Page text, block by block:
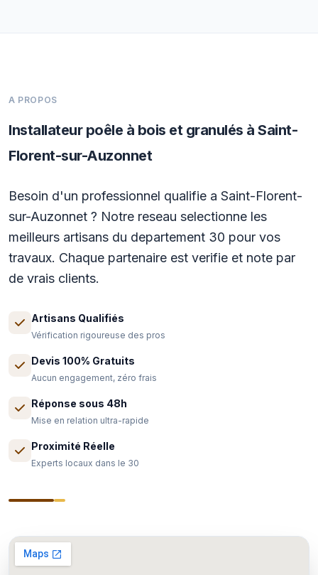
A PROPOS
Installateur poêle à bois et granulés à Saint-
Florent-sur-Auzonnet
Besoin d'un professionnel qualifie a Saint-Florent-
sur-Auzonnet ? Notre reseau selectionne les
meilleurs artisans du departement 30 pour vos
travaux. Chaque partenaire est verifie et note par
de vrais clients.
Artisans Qualifiés
Vérification rigoureuse des pros
Devis 100% Gratuits
Aucun engagement, zéro frais
Réponse sous 48h
Mise en relation ultra-rapide
Proximité Réelle
Experts locaux dans le 30